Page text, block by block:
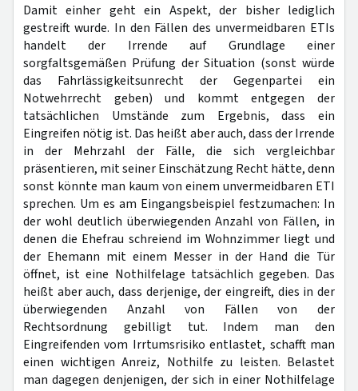
Damit einher geht ein Aspekt, der bisher lediglich
gestreift wurde. In den Fällen des unvermeidbaren ETIs
handelt der Irrende auf Grundlage einer
sorgfaltsgemäßen Prüfung der Situation (sonst würde
das Fahrlässigkeitsunrecht der Gegenpartei ein
Notwehrrecht geben) und kommt entgegen der
tatsächlichen Umstände zum Ergebnis, dass ein
Eingreifen nötig ist. Das heißt aber auch, dass der Irrende
in der Mehrzahl der Fälle, die sich vergleichbar
präsentieren, mit seiner Einschätzung Recht hätte, denn
sonst könnte man kaum von einem unvermeidbaren ETI
sprechen. Um es am Eingangsbeispiel festzumachen: In
der wohl deutlich überwiegenden Anzahl von Fällen, in
denen die Ehefrau schreiend im Wohnzimmer liegt und
der Ehemann mit einem Messer in der Hand die Tür
öffnet, ist eine Nothilfelage tatsächlich gegeben. Das
heißt aber auch, dass derjenige, der eingreift, dies in der
überwiegenden Anzahl von Fällen von der
Rechtsordnung gebilligt tut. Indem man den
Eingreifenden vom Irrtumsrisiko entlastet, schafft man
einen wichtigen Anreiz, Nothilfe zu leisten. Belastet
man dagegen denjenigen, der sich in einer Nothilfelage